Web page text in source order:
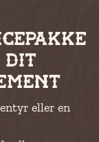
dit
eller en